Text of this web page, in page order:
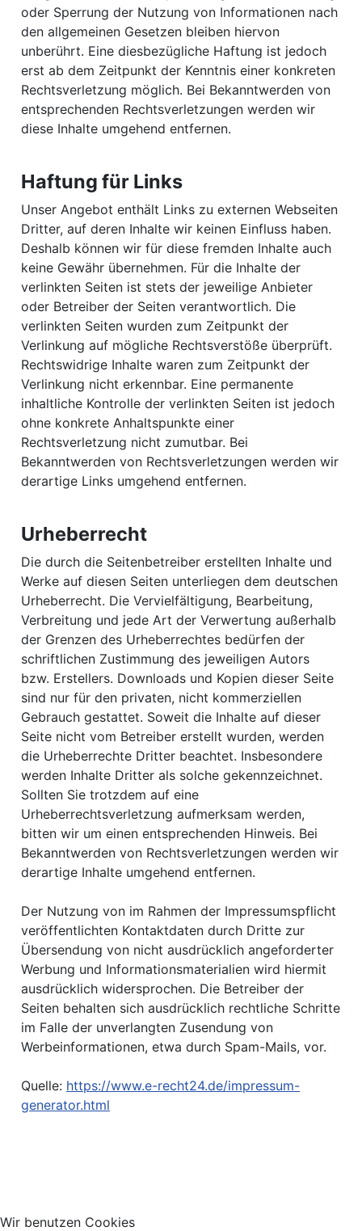
oder Sperrung der Nutzung von Informationen nach
den allgemeinen Gesetzen bleiben hiervon
unberührt. Eine diesbezügliche Haftung ist jedoch
erst ab dem Zeitpunkt der Kenntnis einer konkreten
Rechtsverletzung möglich. Bei Bekanntwerden von
entsprechenden Rechtsverletzungen werden wir
diese Inhalte umgehend entfernen.
Haftung für Links
Unser Angebot enthält Links zu externen Webseiten
Dritter, auf deren Inhalte wir keinen Einfluss haben.
Deshalb können wir für diese fremden Inhalte auch
keine Gewähr übernehmen. Für die Inhalte der
verlinkten Seiten ist stets der jeweilige Anbieter
oder Betreiber der Seiten verantwortlich. Die
verlinkten Seiten wurden zum Zeitpunkt der
Verlinkung auf mögliche Rechtsverstöße überprüft.
Rechtswidrige Inhalte waren zum Zeitpunkt der
Verlinkung nicht erkennbar. Eine permanente
inhaltliche Kontrolle der verlinkten Seiten ist jedoch
ohne konkrete Anhaltspunkte einer
Rechtsverletzung nicht zumutbar. Bei
Bekanntwerden von Rechtsverletzungen werden wir
derartige Links umgehend entfernen.
Urheberrecht
Die durch die Seitenbetreiber erstellten Inhalte und
Werke auf diesen Seiten unterliegen dem deutschen
Urheberrecht. Die Vervielfältigung, Bearbeitung,
Verbreitung und jede Art der Verwertung außerhalb
der Grenzen des Urheberrechtes bedürfen der
schriftlichen Zustimmung des jeweiligen Autors
bzw. Erstellers. Downloads und Kopien dieser Seite
sind nur für den privaten, nicht kommerziellen
Gebrauch gestattet. Soweit die Inhalte auf dieser
Seite nicht vom Betreiber erstellt wurden, werden
die Urheberrechte Dritter beachtet. Insbesondere
werden Inhalte Dritter als solche gekennzeichnet.
Sollten Sie trotzdem auf eine
Urheberrechtsverletzung aufmerksam werden,
bitten wir um einen entsprechenden Hinweis. Bei
Bekanntwerden von Rechtsverletzungen werden wir
derartige Inhalte umgehend entfernen.
Der Nutzung von im Rahmen der Impressumspflicht
veröffentlichten Kontaktdaten durch Dritte zur
Übersendung von nicht ausdrücklich angeforderter
Werbung und Informationsmaterialien wird hiermit
ausdrücklich widersprochen. Die Betreiber der
Seiten behalten sich ausdrücklich rechtliche Schritte
im Falle der unverlangten Zusendung von
Werbeinformationen, etwa durch Spam-Mails, vor.
Quelle: https://www.e-recht24.de/impressum-
generator.html
Wir benutzen Cookies